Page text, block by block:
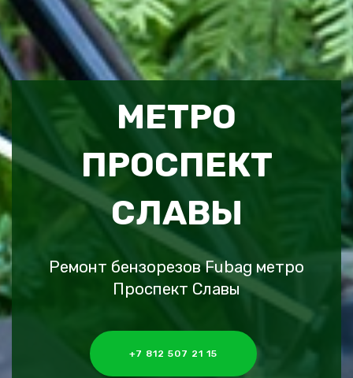
МЕТРО
ПРОСПЕКТ
СЛАВЫ
Ремонт бензорезов Fubag метро
Проспект Славы
+7 812 507 21 15